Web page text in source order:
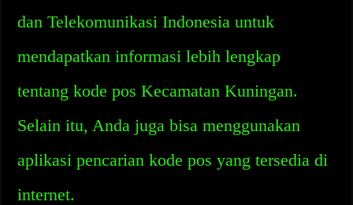
dan Telekomunikasi Indonesia untuk
mendapatkan informasi lebih lengkap
tentang kode pos Kecamatan Kuningan.
Selain itu, Anda juga bisa menggunakan
aplikasi pencarian kode pos yang tersedia di
internet.